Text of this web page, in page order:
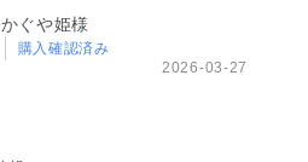
かぐや姫様
購入確認済み
2026-03-27